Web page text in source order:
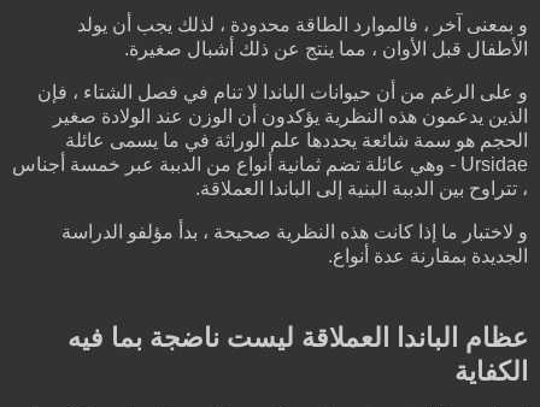
و بمعنى آخر ، فالموارد الطاقة محدودة ، لذلك يجب أن يولد
الأطفال قبل الأوان ، مما ينتج عن ذلك أشبال صغيرة.
و على الرغم من أن حيوانات الباندا لا تنام في فصل الشتاء ، فإن
الذين يدعمون هذه النظرية يؤكدون أن الوزن عند الولادة صغير
الحجم هو سمة شائعة يحددها علم الوراثة في ما يسمى عائلة
Ursidae - وهي عائلة تضم ثمانية أنواع من الدببة عبر خمسة أجناس
، تتراوح بين الدببة البنية إلى الباندا العملاقة.
و لاختبار ما إذا كانت هذه النظرية صحيحة ، بدأ مؤلفو الدراسة
الجديدة بمقارنة عدة أنواع.
عظام الباندا العملاقة ليست ناضجة بما فيه
الكفاية